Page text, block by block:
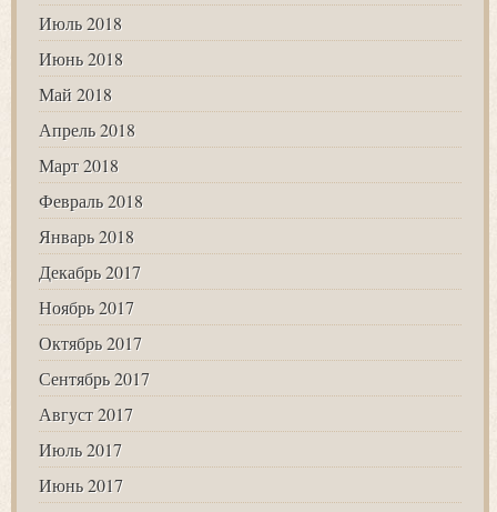
Июль 2018
Июнь 2018
Май 2018
Апрель 2018
Март 2018
Февраль 2018
Январь 2018
Декабрь 2017
Ноябрь 2017
Октябрь 2017
Сентябрь 2017
Август 2017
Июль 2017
Июнь 2017